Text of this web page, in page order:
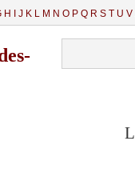
H J K L M N O P Q R S T U V